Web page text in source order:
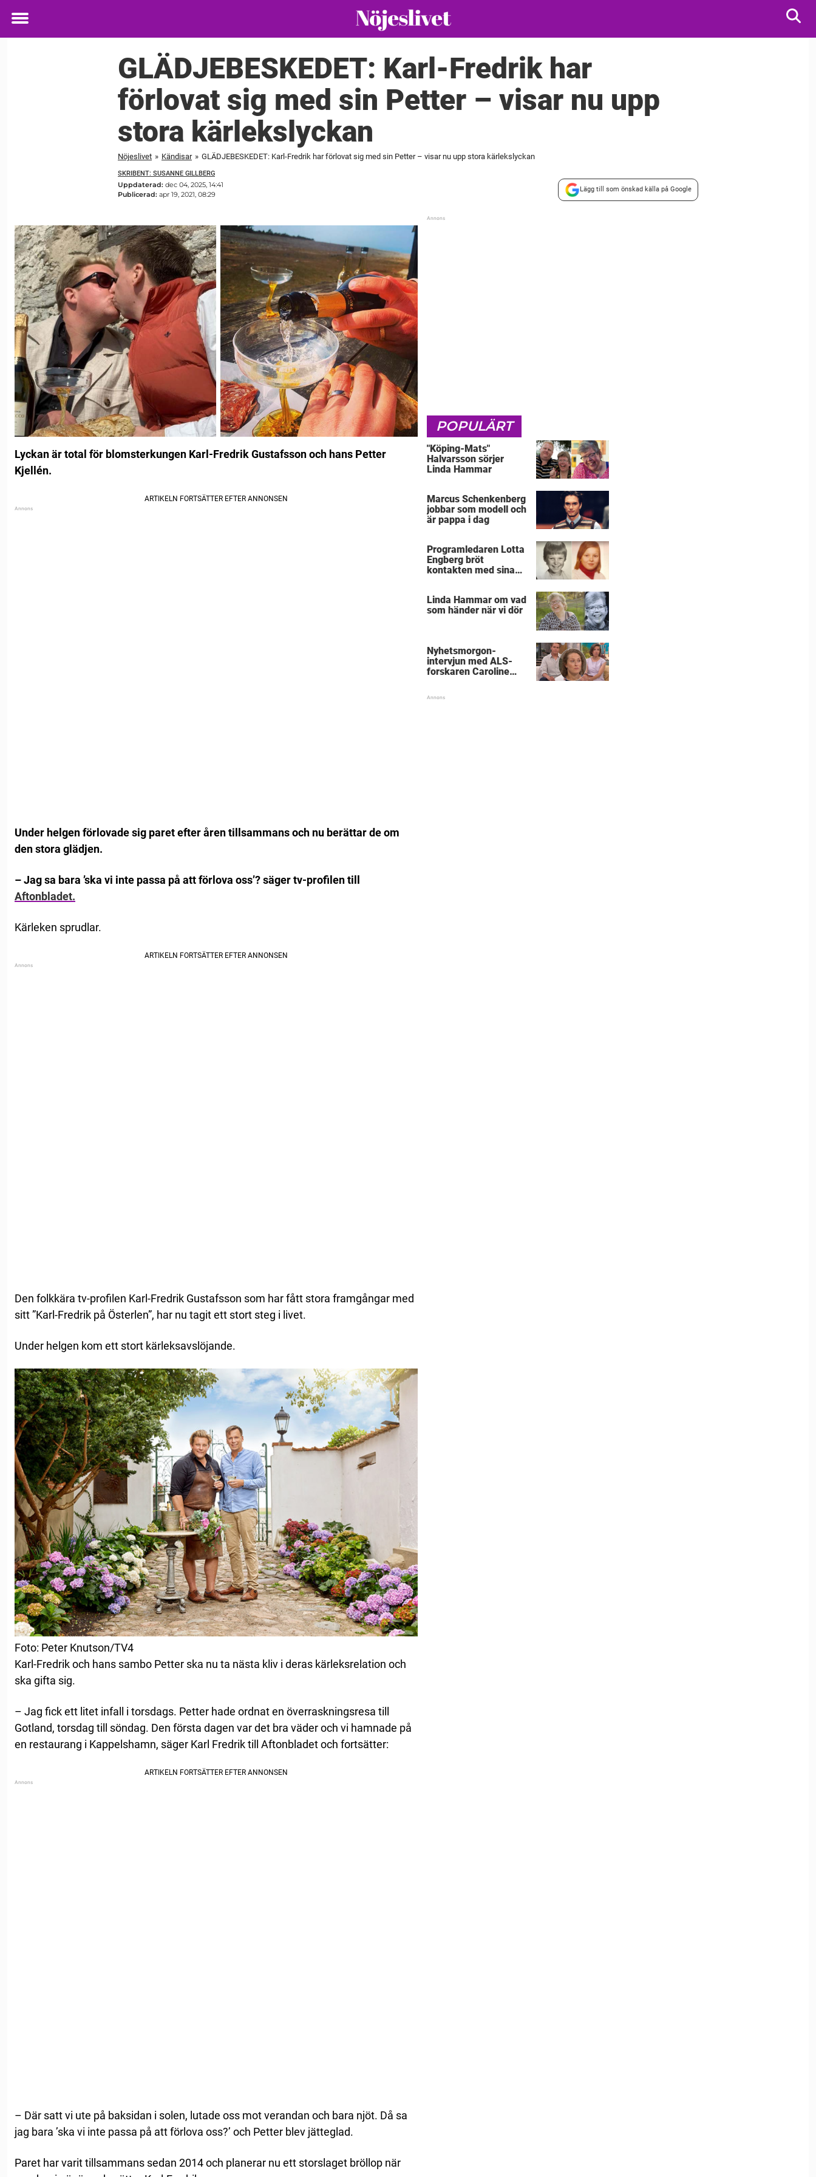
Toggle
GLÄDJEBESKEDET: Karl-Fredrik har
förlovat sig med sin Petter – visar nu upp
stora kärlekslyckan
Nöjeslivet » Kändisar » GLÄDJEBESKEDET: Karl-Fredrik har förlovat sig med sin Petter – visar nu upp stora kärlekslyckan
SKRIBENT: SUSANNE GILLBERG
Uppdaterad: dec 04, 2025, 14:41
Publicerad: apr 19, 2021, 08:29
Lägg till som önskad källa på Google
Lyckan är total för blomsterkungen Karl-Fredrik Gustafsson och hans Petter
Kjellén.
Under helgen förlovade sig paret efter åren tillsammans och nu berättar de om
den stora glädjen.
– Jag sa bara ’ska vi inte passa på att förlova oss’? säger tv-profilen till
Aftonbladet.
Kärleken sprudlar.
Den folkkära tv-profilen Karl-Fredrik Gustafsson som har fått stora framgångar med
sitt ”Karl-Fredrik på Österlen”, har nu tagit ett stort steg i livet.
Under helgen kom ett stort kärleksavslöjande.
Foto: Peter Knutson/TV4
Karl-Fredrik och hans sambo Petter ska nu ta nästa kliv i deras kärleksrelation och
ska gifta sig.
– Jag fick ett litet infall i torsdags. Petter hade ordnat en överraskningsresa till
Gotland, torsdag till söndag. Den första dagen var det bra väder och vi hamnade på
en restaurang i Kappelshamn, säger Karl Fredrik till Aftonbladet och fortsätter:
– Där satt vi ute på baksidan i solen, lutade oss mot verandan och bara njöt. Då sa
jag bara ’ska vi inte passa på att förlova oss?’ och Petter blev jätteglad.
Paret har varit tillsammans sedan 2014 och planerar nu ett storslaget bröllop när
POPULÄRT
"Köping-Mats"
Halvarsson sörjer
Linda Hammar
Marcus Schenkenberg
jobbar som modell och
är pappa i dag
Programledaren Lotta
Engberg bröt
kontakten med sina
Linda Hammar om vad
som händer när vi dör
Nyhetsmorgon-
intervjun med ALS-
forskaren Caroline